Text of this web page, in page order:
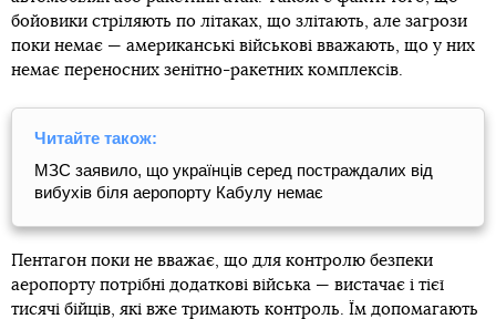
бойовики стріляють по літаках, що злітають, але загрози
поки немає — американські військові вважають, що у них
немає переносних зенітно-ракетних комплексів.
Читайте також:
МЗС заявило, що українців серед постраждалих від
вибухів біля аеропорту Кабулу немає
Пентагон поки не вважає, що для контролю безпеки
аеропорту потрібні додаткові війська — вистачає і тієї
тисячі бійців, які вже тримають контроль. Їм допомагають